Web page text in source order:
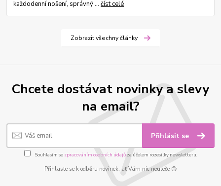
každodenní nošení, správný ...číst celé
Zobrazit všechny články
Chcete dostávat novinky a slevy
na email?
Přihlásit se
Souhlasím se zpracováním osobních údajůza účelem rozesílky newsletteru.
Přihlaste se k odběru novinek, ať Vám nic neuteče 😊